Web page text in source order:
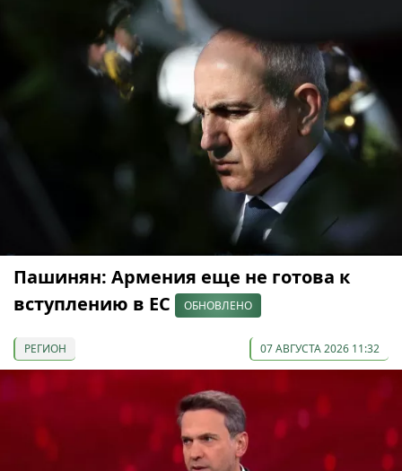
Пашинян: Армения еще не готова к
вступлению в ЕС
ОБНОВЛЕНО
РЕГИОН 07 АВГУСТА 2026 11:32